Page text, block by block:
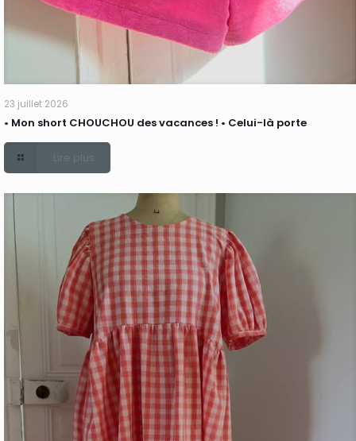
23 juillet 2026
• Mon short CHOUCHOU des vacances ! • Celui-là porte
Lire plus